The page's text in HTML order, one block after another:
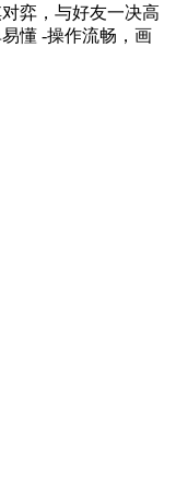
弈，与好友一决高
懂 -操作流畅，画